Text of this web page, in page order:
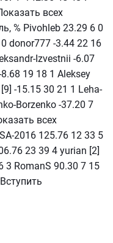
всех
% Pivohleb 23.29 6 0
donor777 -3.44 22 16
Izvestnii -6.07
19 18 1 Aleksey
-15.15 30 21 1 Leha-
Borzenko -37.20 7
всех
2016 125.76 12 33 5
23 39 4 yurian [2]
3 RomanS 90.30 7 15